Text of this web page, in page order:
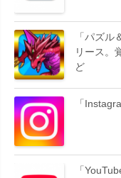
「パズ
リース。
ど
「
「